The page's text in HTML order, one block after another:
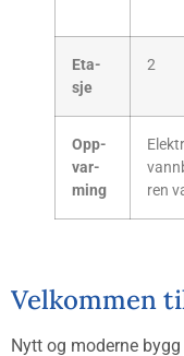
Eta­
sje
2
Opp­
var­
ming
ren
Vel­kom­men
Nytt og moder­ne